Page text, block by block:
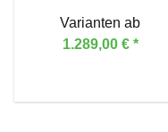
Ultra 5 225H
Varianten ab
1.289,00 € *